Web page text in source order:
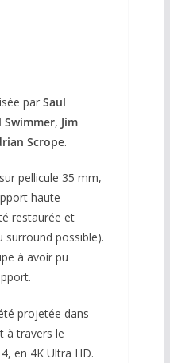
par Saul
Swimmer, Jim
Scrope.
pellicule 35 mm,
haute-
restaurée et
surround possible).
à avoir pu
projetée dans
à travers le
en 4K Ultra HD.